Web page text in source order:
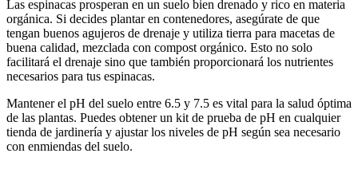
Las espinacas prosperan en un suelo bien drenado y rico en materia
orgánica. Si decides plantar en contenedores, asegúrate de que
tengan buenos agujeros de drenaje y utiliza tierra para macetas de
buena calidad, mezclada con compost orgánico. Esto no solo
facilitará el drenaje sino que también proporcionará los nutrientes
necesarios para tus espinacas.
Mantener el pH del suelo entre 6.5 y 7.5 es vital para la salud óptima
de las plantas. Puedes obtener un kit de prueba de pH en cualquier
tienda de jardinería y ajustar los niveles de pH según sea necesario
con enmiendas del suelo.